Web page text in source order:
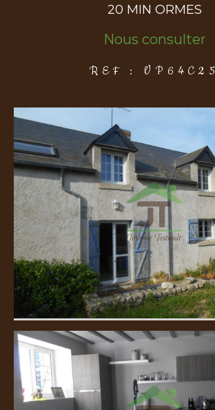
20 MIN ORMES
Nous consulter
REF : VP64C25
COUPS DE COEUR EXCLUSIVITÉS